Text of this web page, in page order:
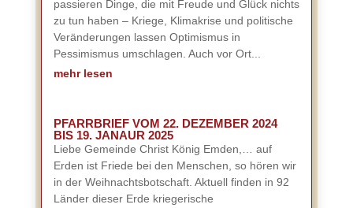
passieren Dinge, die mit Freude und Glück nichts
zu tun haben – Kriege, Klimakrise und politische
Veränderungen lassen Optimismus in
Pessimismus umschlagen. Auch vor Ort...
mehr lesen
PFARRBRIEF VOM 22. DEZEMBER 2024
BIS 19. JANAUR 2025
Liebe Gemeinde Christ König Emden,… auf
Erden ist Friede bei den Menschen, so hören wir
in der Weihnachtsbotschaft. Aktuell finden in 92
Länder dieser Erde kriegerische